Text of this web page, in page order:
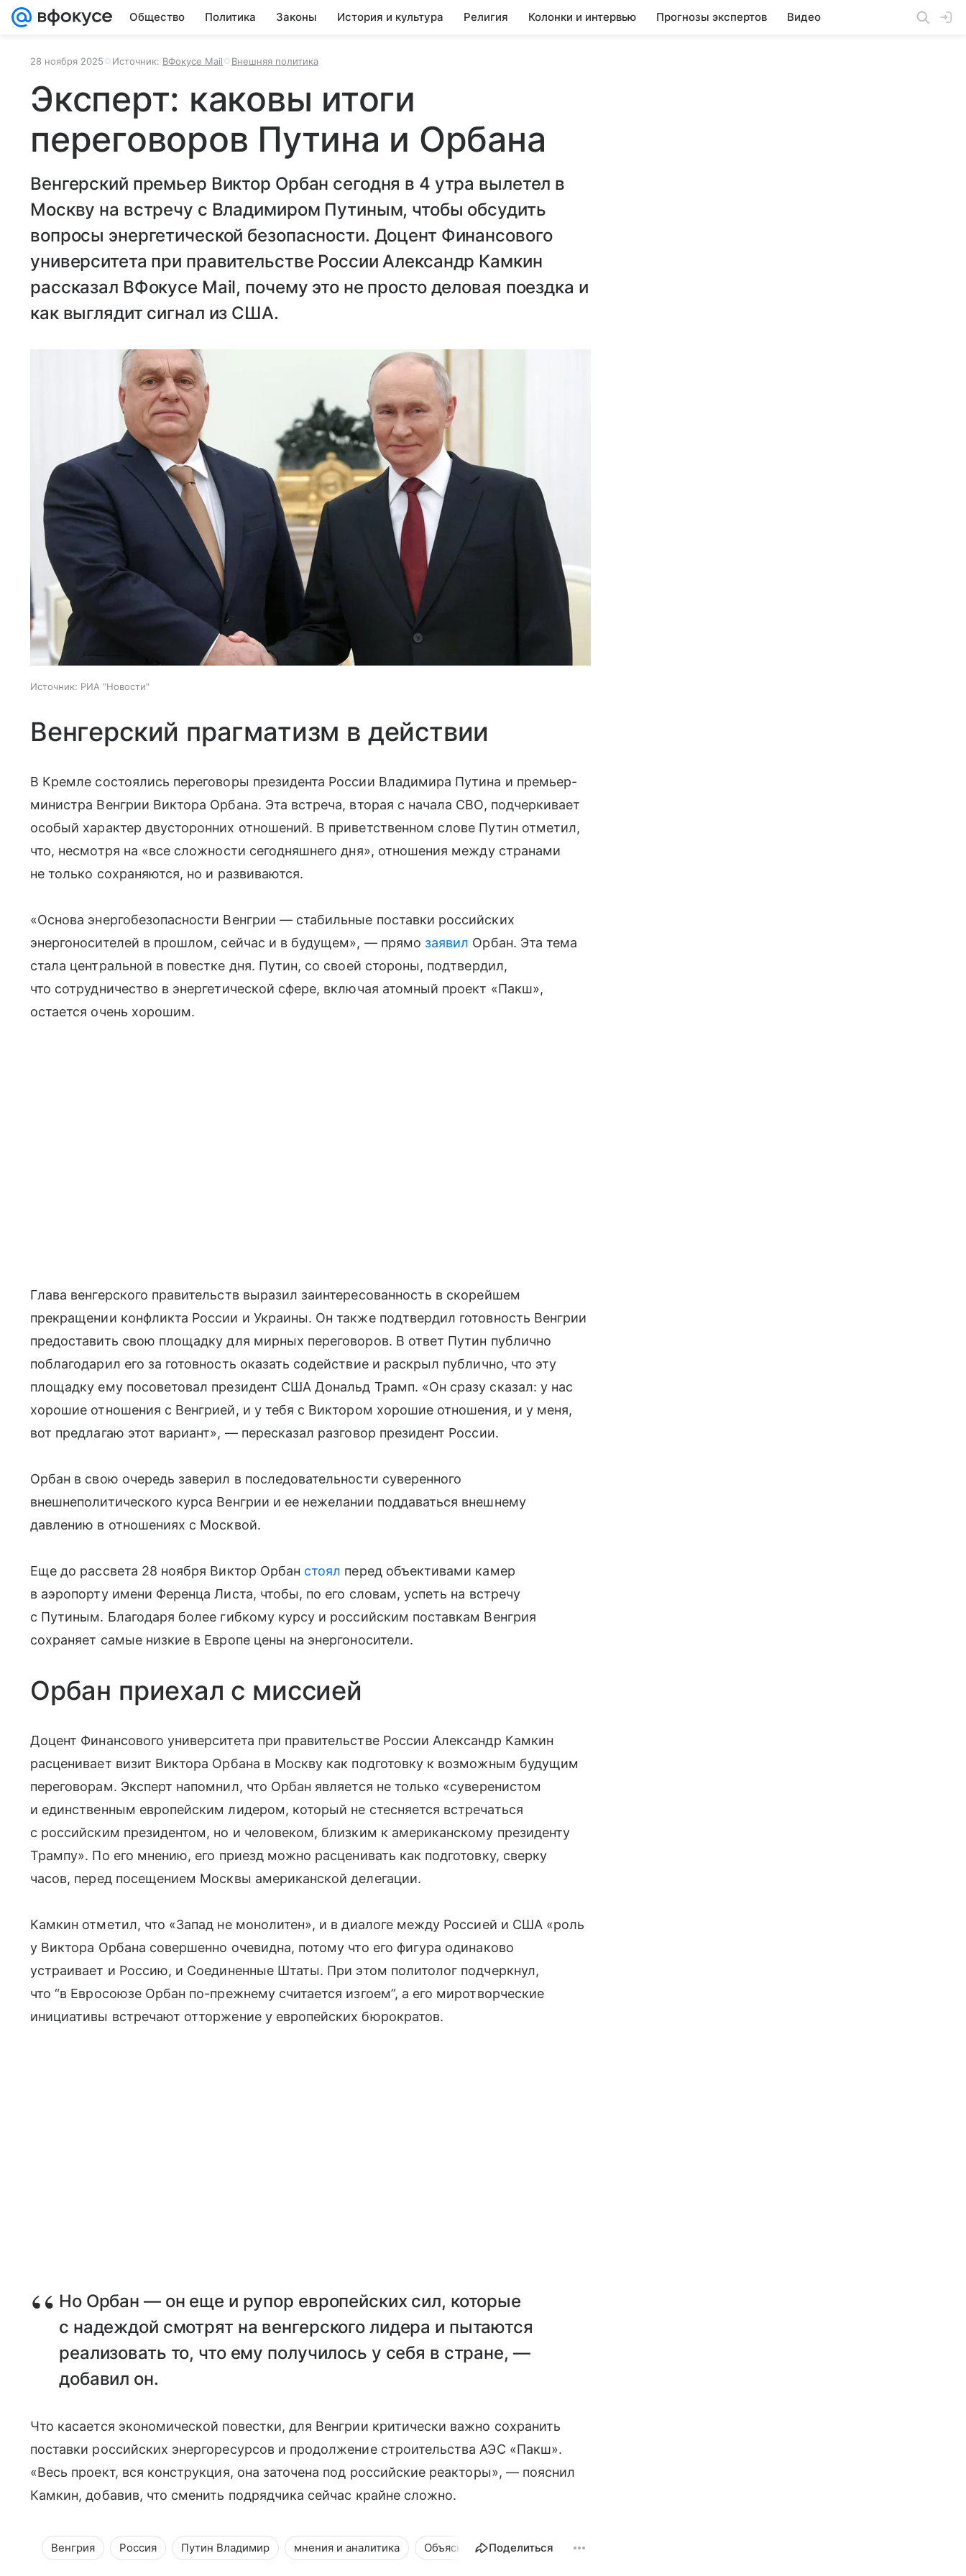
Общество Политика Законы История и культура Религия Колонки и интервью Прогнозы экспертов Видео
28 ноября 2025 Источник: ВФокусе Mail Внешняя политика
Эксперт: каковы итоги
переговоров Путина и Орбана
Венгерский премьер Виктор Орбан сегодня в 4 утра вылетел в
Москву на встречу с Владимиром Путиным, чтобы обсудить
вопросы энергетической безопасности. Доцент Финансового
университета при правительстве России Александр Камкин
рассказал ВФокусе Mail, почему это не просто деловая поездка и
как выглядит сигнал из США.
Источник: РИА "Новости"
Венгерский прагматизм в действии
В Кремле состоялись переговоры президента России Владимира Путина и премьер-
министра Венгрии Виктора Орбана. Эта встреча, вторая с начала СВО, подчеркивает
особый характер двусторонних отношений. В приветственном слове Путин отметил,
что, несмотря на «все сложности сегодняшнего дня», отношения между странами
не только сохраняются, но и развиваются.
«Основа энергобезопасности Венгрии — стабильные поставки российских
энергоносителей в прошлом, сейчас и в будущем», — прямо заявил Орбан. Эта тема
стала центральной в повестке дня. Путин, со своей стороны, подтвердил,
что сотрудничество в энергетической сфере, включая атомный проект «Пакш»,
остается очень хорошим.
Глава венгерского правительств выразил заинтересованность в скорейшем
прекращении конфликта России и Украины. Он также подтвердил готовность Венгрии
предоставить свою площадку для мирных переговоров. В ответ Путин публично
поблагодарил его за готовность оказать содействие и раскрыл публично, что эту
площадку ему посоветовал президент США Дональд Трамп. «Он сразу сказал: у нас
хорошие отношения с Венгрией, и у тебя с Виктором хорошие отношения, и у меня,
вот предлагаю этот вариант», — пересказал разговор президент России.
Орбан в свою очередь заверил в последовательности суверенного
внешнеполитического курса Венгрии и ее нежелании поддаваться внешнему
давлению в отношениях с Москвой.
Еще до рассвета 28 ноября Виктор Орбан стоял перед объективами камер
в аэропорту имени Ференца Листа, чтобы, по его словам, успеть на встречу
с Путиным. Благодаря более гибкому курсу и российским поставкам Венгрия
сохраняет самые низкие в Европе цены на энергоносители.
Орбан приехал с миссией
Доцент Финансового университета при правительстве России Александр Камкин
расценивает визит Виктора Орбана в Москву как подготовку к возможным будущим
переговорам. Эксперт напомнил, что Орбан является не только «суверенистом
и единственным европейским лидером, который не стесняется встречаться
с российским президентом, но и человеком, близким к американскому президенту
Трампу». По его мнению, его приезд можно расценивать как подготовку, сверку
часов, перед посещением Москвы американской делегации.
Камкин отметил, что «Запад не монолитен», и в диалоге между Россией и США «роль
у Виктора Орбана совершенно очевидна, потому что его фигура одинаково
устраивает и Россию, и Соединенные Штаты. При этом политолог подчеркнул,
что “в Евросоюзе Орбан по-прежнему считается изгоем”, а его миротворческие
инициативы встречают отторжение у европейских бюрократов.
Но Орбан — он еще и рупор европейских сил, которые
с надеждой смотрят на венгерского лидера и пытаются
реализовать то, что ему получилось у себя в стране, —
добавил он.
Что касается экономической повестки, для Венгрии критически важно сохранить
поставки российских энергоресурсов и продолжение строительства АЭС «Пакш».
«Весь проект, вся конструкция, она заточена под российские реакторы», — пояснил
Камкин, добавив, что сменить подрядчика сейчас крайне сложно.
Венгрия Россия Путин Владимир мнения и аналитика Объяснялки и аналитика Объясняем
Поделиться